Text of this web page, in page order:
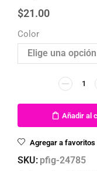
$21.00
Color
Añadir al
Agregar a favoritos
SKU: pfig-24785